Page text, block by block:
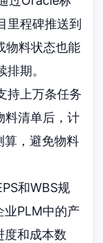
里程碑推送到
物料状态也能
期。
持上万条任务
料清单后，计
算，避免物料
和WBS规
业PLM中的产
度和成本数